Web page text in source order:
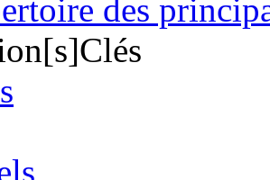
des